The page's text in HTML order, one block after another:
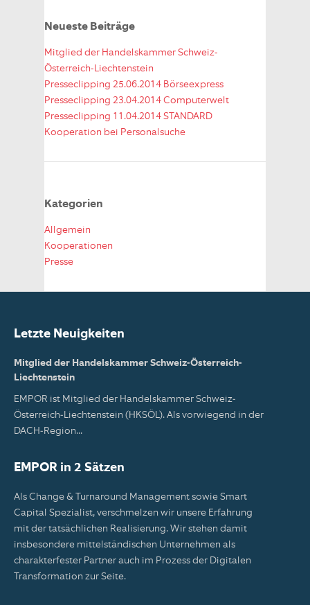
Neueste Beiträge
Mitglied der Handelskammer Schweiz-
Österreich-Liechtenstein
Presseclipping 25.06.2014 Börseexpress
Presseclipping 23.04.2014 Computerwelt
Presseclipping 11.04.2014 STANDARD
Kooperation bei Personalsuche
Kategorien
Allgemein
Kooperationen
Presse
Letzte Neuigkeiten
Mitglied der Handelskammer Schweiz-Österreich-
Liechtenstein
EMPOR ist Mitglied der Handelskammer Schweiz-
Österreich-Liechtenstein (HKSÖL). Als vorwiegend in der
DACH-Region...
EMPOR in 2 Sätzen
Als Change & Turnaround Management sowie Smart
Capital Spezialist, verschmelzen wir unsere Erfahrung
mit der tatsächlichen Realisierung. Wir stehen damit
insbesondere mittelständischen Unternehmen als
charakterfester Partner auch im Prozess der Digitalen
Transformation zur Seite.